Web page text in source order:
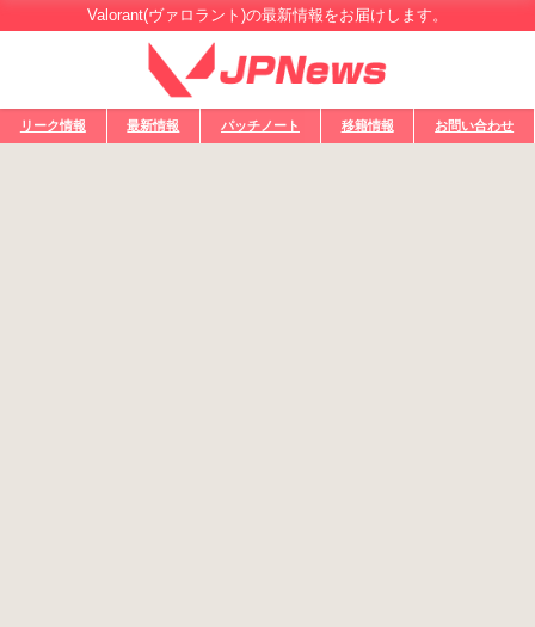
Valorant(ヴァロラント)の最新情報をお届けします。
リーク情報 最新情報 パッチノート 移籍情報 お問い合わせ